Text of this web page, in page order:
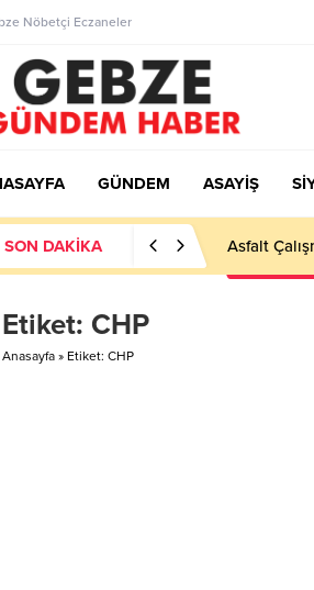
Nöbetçi Eczaneler
GÜNDEM ASAYİŞ
SON DAKİKA Asfalt
Etiket: CHP
Anasayfa » Etiket: CHP